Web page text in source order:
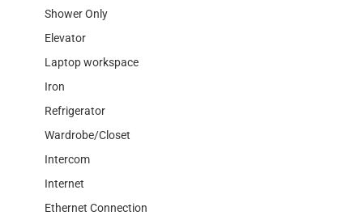
Shower Only
Elevator
Laptop workspace
Iron
Refrigerator
Wardrobe/Closet
Intercom
Internet
Ethernet Connection